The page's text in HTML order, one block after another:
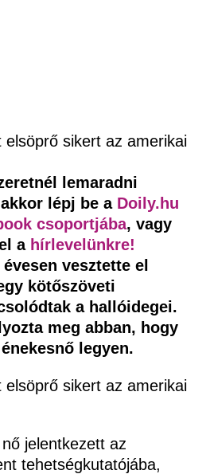
lemaradni
lépj be a Doily.hu
csoportjába, vagy
a hírlevelünkre!
vesztette el
kötőszöveti
a hallóidegei.
meg abban, hogy
legyen.
jelentkezett az
tehetségkutatójába,